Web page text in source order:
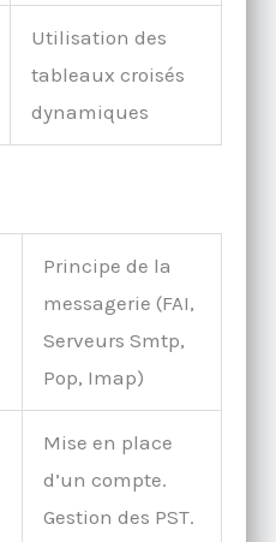
Utilisation des
tableaux croisés
dynamiques
Principe de la
messagerie (FAI,
Serveurs Smtp,
Pop, Imap)
Mise en place
d’un compte.
Gestion des PST.